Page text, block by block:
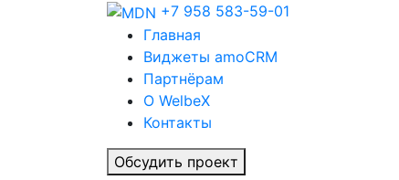
+7 958 583-59-01
Главная
Виджеты amoCRM
Партнёрам
О WelbeX
Контакты
Обсудить проект